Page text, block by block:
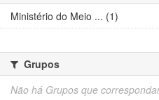
Ministério do Meio ... (1)
Grupos
Não há Grupos que